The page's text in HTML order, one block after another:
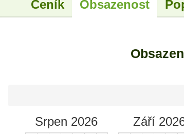
Ceník Obsazenost
Srpen 2026 Září